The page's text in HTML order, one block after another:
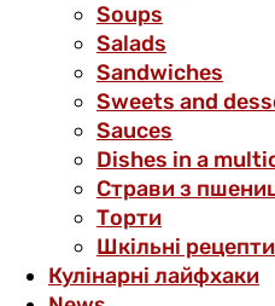
Soups
Salads
Sandwiches
Sweets and
Sauces
Dishes in a
Страви з
Торти
Шкільні рецепти
Кулінарні лайфхаки